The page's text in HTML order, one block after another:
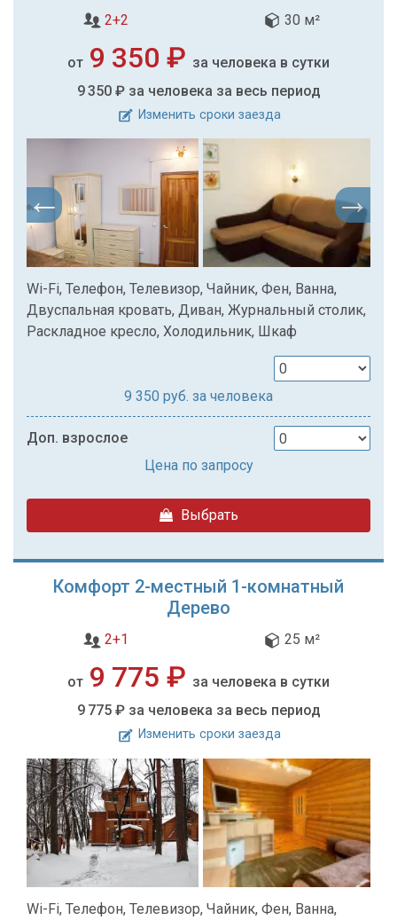
2+2 30 м²
от 9 350 ₽ за человека в сутки
9 350 ₽ за человека за весь период
Изменить сроки заезда
Wi-Fi, Телефон, Телевизор, Чайник, Фен, Ванна,
Двуспальная кровать, Диван, Журнальный столик,
Раскладное кресло, Холодильник, Шкаф
9 350 руб. за человека
Доп. взрослое
Цена по запросу
Выбрать
Комфорт 2-местный 1-комнатный
Дерево
2+1 25 м²
от 9 775 ₽ за человека в сутки
9 775 ₽ за человека за весь период
Изменить сроки заезда
Wi-Fi, Телефон, Телевизор, Чайник, Фен, Ванна,